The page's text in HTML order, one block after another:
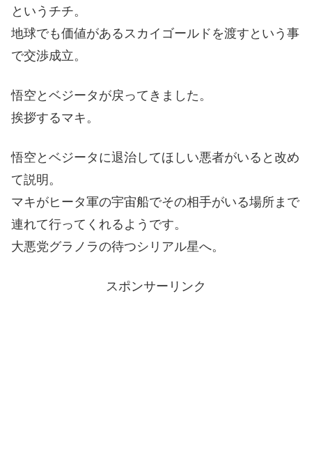
というチチ。
地球でも価値があるスカイゴールドを渡すという事
で交渉成立。
悟空とベジータが戻ってきました。
挨拶するマキ。
悟空とベジータに退治してほしい悪者がいると改め
て説明。
マキがヒータ軍の宇宙船でその相手がいる場所まで
連れて行ってくれるようです。
大悪党グラノラの待つシリアル星へ。
スポンサーリンク